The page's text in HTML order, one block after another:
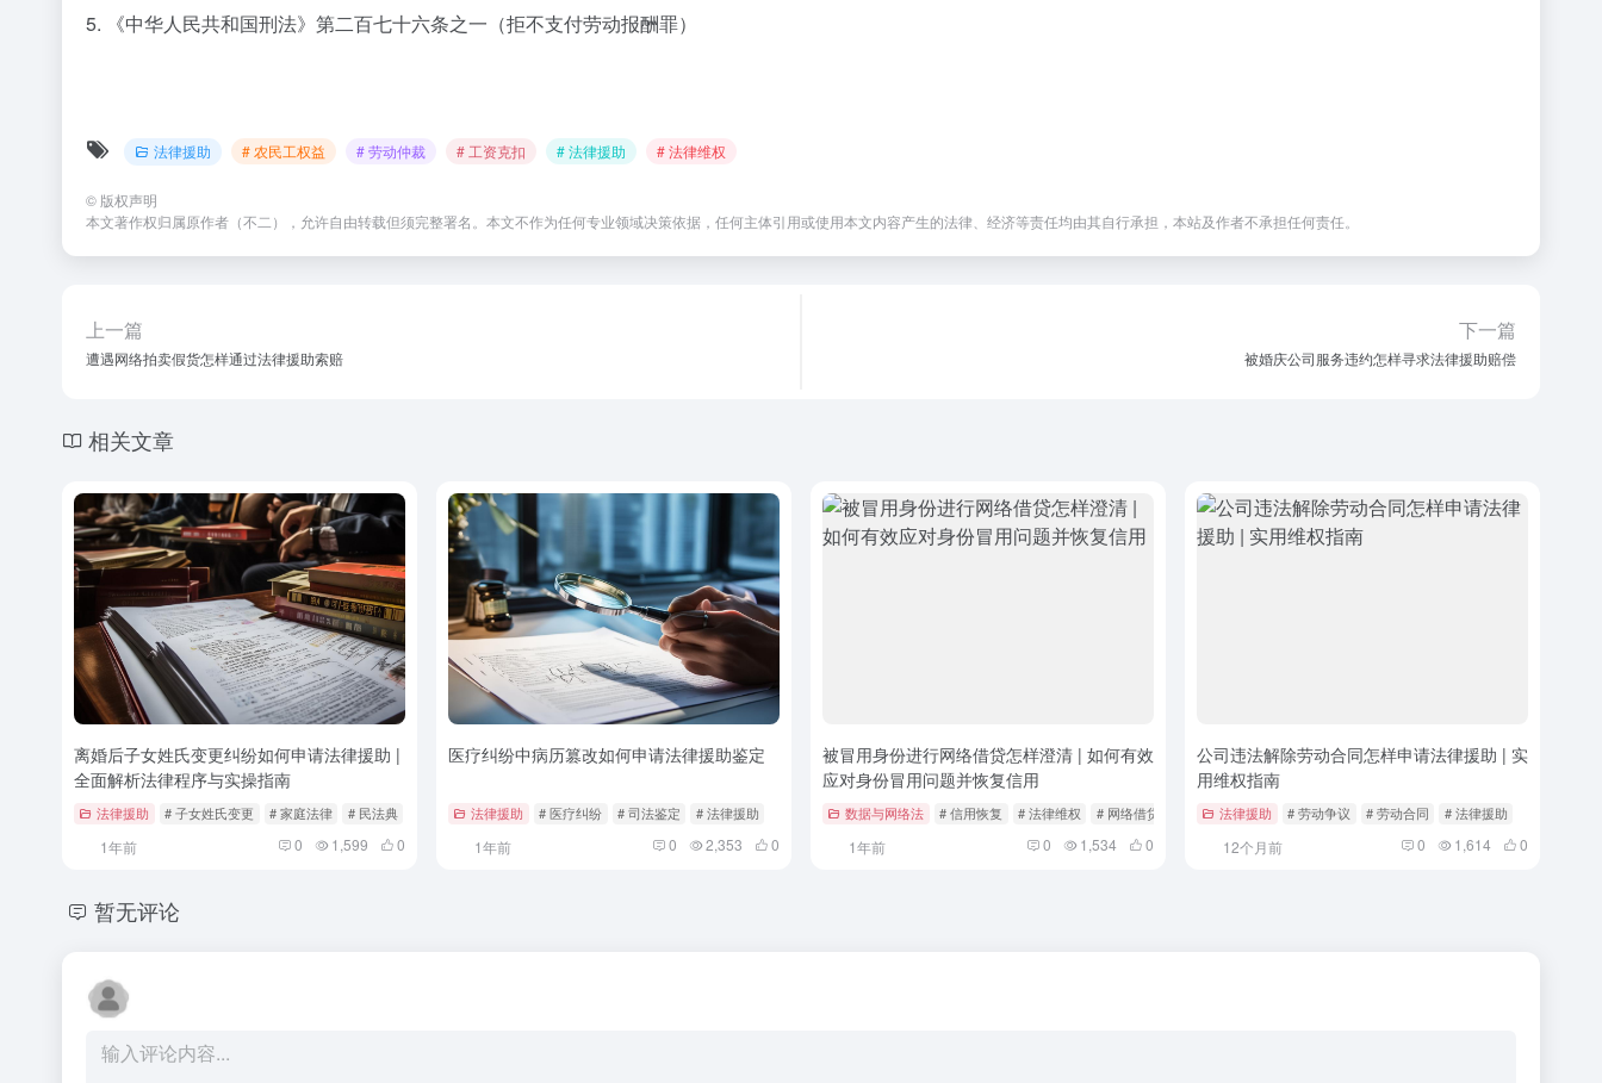
5. 《中华人民共和国刑法》第二百七十六条之一（拒不支付劳动报酬罪）
法律援助 # 农民工权益 # 劳动仲裁 # 工资克扣 # 法律援助 # 法律维权
© 版权声明
本文著作权归属原作者（不二），允许自由转载但须完整署名。本文不作为任何专业领域决策依据，任何主体引用或使用本文内容产生的法律、经济等责任均由其自行承担，本站及作者不承担任何责任。
上一篇
遭遇网络拍卖假货怎样通过法律援助索赔
下一篇
被婚庆公司服务违约怎样寻求法律援助赔偿
相关文章
离婚后子女姓氏变更纠纷如何申请法律援助 |
全面解析法律程序与实操指南
法律援助 # 子女姓氏变更 # 家庭法律 # 民法典
1年前 0 1,599 0
医疗纠纷中病历篡改如何申请法律援助鉴定
法律援助 # 医疗纠纷 # 司法鉴定 # 法律援助
1年前 0 2,353 0
被冒用身份进行网络借贷怎样澄清 | 如何有效
应对身份冒用问题并恢复信用
数据与网络法 # 信用恢复 # 法律维权 # 网络借贷
1年前 0 1,534 0
公司违法解除劳动合同怎样申请法律援助 | 实
用维权指南
法律援助 # 劳动争议 # 劳动合同 # 法律援助
12个月前 0 1,614 0
暂无评论